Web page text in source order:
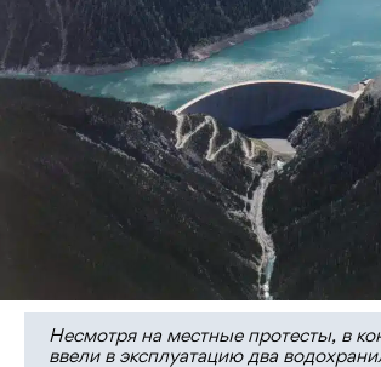
Несмотря на местные протесты, в
ввели в эксплуатацию два